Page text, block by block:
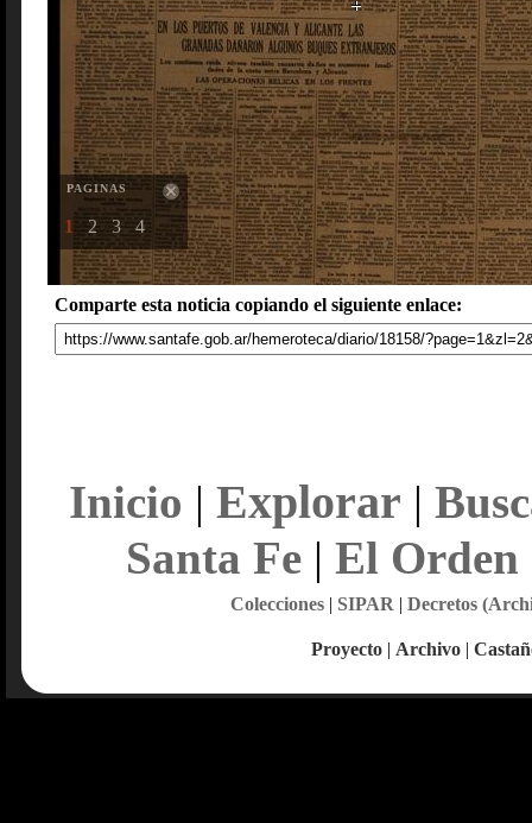
PAGINAS
1 2 3 4
Comparte esta noticia copiando el siguiente enlace:
Inicio | Explorar |
Santa Fe| El Orden
Colecciones| SIPAR | Decretos
Proyecto | Archivo |